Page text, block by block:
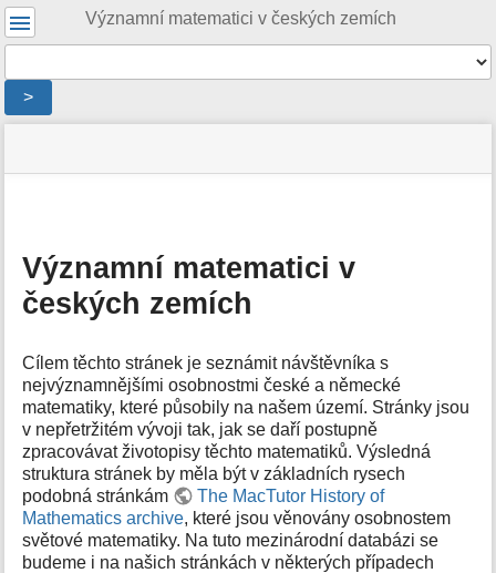
Významní matematici v českých zemích
Nástroje
>
Uživatelské
nástroje
stránky
pro
e
t
a
d
t
a
s
t
r
á
n
k
y
Významní matematici v
českých zemích
Cílem těchto stránek je seznámit návštěvníka s
nejvýznamnějšími osobnostmi české a německé
matematiky, které působily na našem území. Stránky jsou
v nepřetržitém vývoji tak, jak se daří postupně
zpracovávat životopisy těchto matematiků. Výsledná
struktura stránek by měla být v základních rysech
podobná stránkám
The MacTutor History of
Mathematics archive, které jsou věnovány osobnostem
světové matematiky. Na tuto mezinárodní databázi se
budeme i na našich stránkách v některých případech